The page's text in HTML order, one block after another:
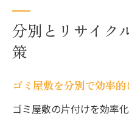
分別とリサイク
策
ゴミ屋敷を分別で効率
ゴミ屋敷の片付けを効率